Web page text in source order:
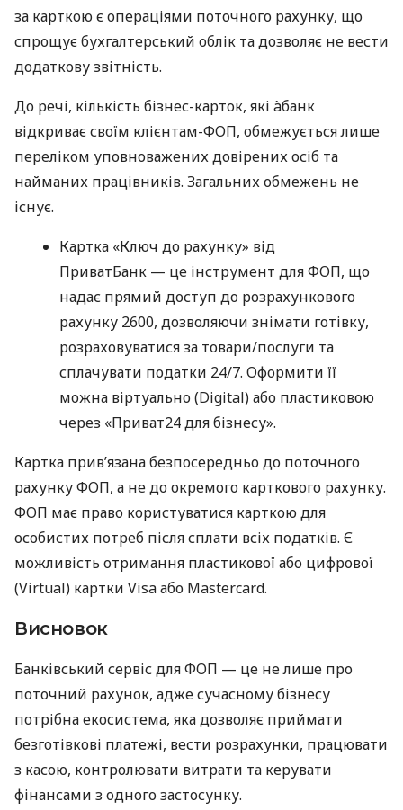
за карткою є операціями поточного рахунку, що
спрощує бухгалтерський облік та дозволяє не вести
додаткову звітність.
До речі, кількість бізнес-карток, які àбанк
відкриває своїм клієнтам-ФОП, обмежується лише
переліком уповноважених довірених осіб та
найманих працівників. Загальних обмежень не
існує.
Картка «Ключ до рахунку» від
ПриватБанк — це інструмент для ФОП, що
надає прямий доступ до розрахункового
рахунку 2600, дозволяючи знімати готівку,
розраховуватися за товари/послуги та
сплачувати податки 24/7. Оформити її
можна віртуально (Digital) або пластиковою
через «Приват24 для бізнесу».
Картка прив’язана безпосередньо до поточного
рахунку ФОП, а не до окремого карткового рахунку.
ФОП має право користуватися карткою для
особистих потреб після сплати всіх податків. Є
можливість отримання пластикової або цифрової
(Virtual) картки Visa або Mastercard.
Висновок
Банківський сервіс для ФОП — це не лише про
поточний рахунок, адже сучасному бізнесу
потрібна екосистема, яка дозволяє приймати
безготівкові платежі, вести розрахунки, працювати
з касою, контролювати витрати та керувати
фінансами з одного застосунку.